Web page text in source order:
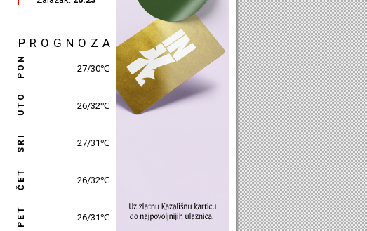
PROGNOZA
PON 27/30℃
UTO 26/32℃
SRI 27/31℃
ČET 26/32℃
PET 26/31℃